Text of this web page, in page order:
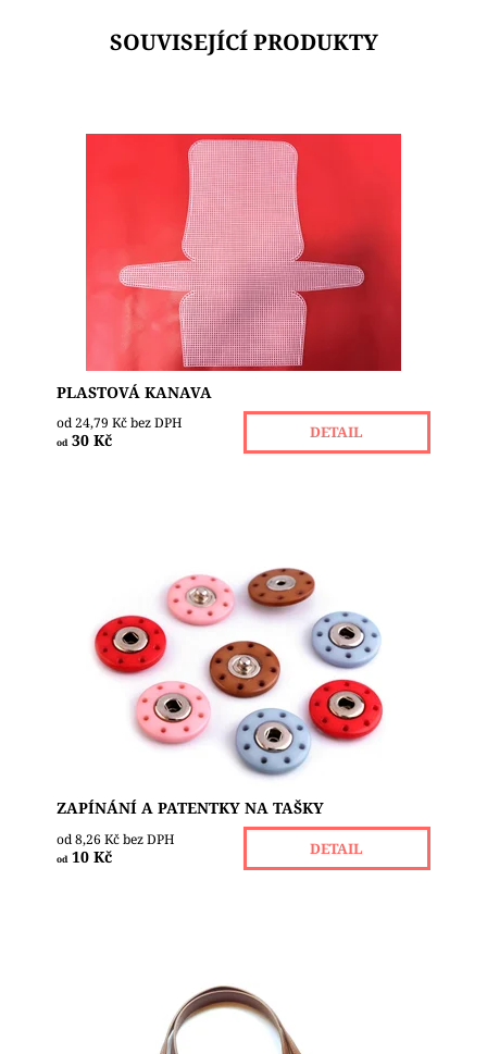
SOUVISEJÍCÍ PRODUKTY
Plastová kanava tvarovaná je polotovar, ze kterého
si můžete vyrobit kabelku. Na výrobu využijte
silnější přízi, které je určená k pletení či...
Skladem 31
PLASTOVÁ KANAVA
od 24,79 Kč bez DPH
od30 Kč DETAIL
Designové plastové patentky využijete jako
zapínání na tašky, kabáty, bundy nebo mikiny.
Jejich okraje lemují dírky, za které je pohodlně
našijete...
Dostupnost:
Skladem 9
ZAPÍNÁNÍ A PATENTKY NA TAŠKY
od 8,26 Kč bez DPH
od10 Kč DETAIL
Elegantní ucha na tašky a kabelky jsou kvalitní a
pevná, vyrobená z eko kůže. Lze je buď rovnou
přišít na tašku nebo druhá varianta má na obou...